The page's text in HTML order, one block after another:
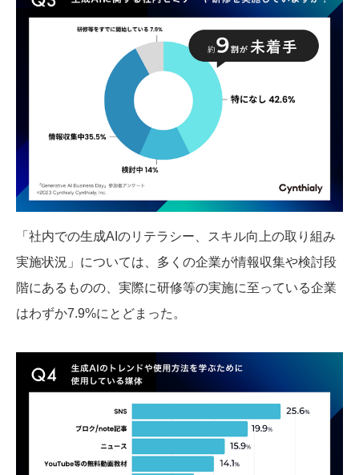
「社内での生成AIのリテラシー、スキル向上の取り組み
実施状況」については、多くの企業が情報収集や検討段
階にあるものの、実際に研修等の実施に至っている企業
はわずか7.9%にとどまった。